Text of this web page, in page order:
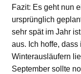
Fazit: Es geht nun
ursprünglich
sehr spät im Jahr
aus. Ich hoffe,
Winterausläufern
September sollte